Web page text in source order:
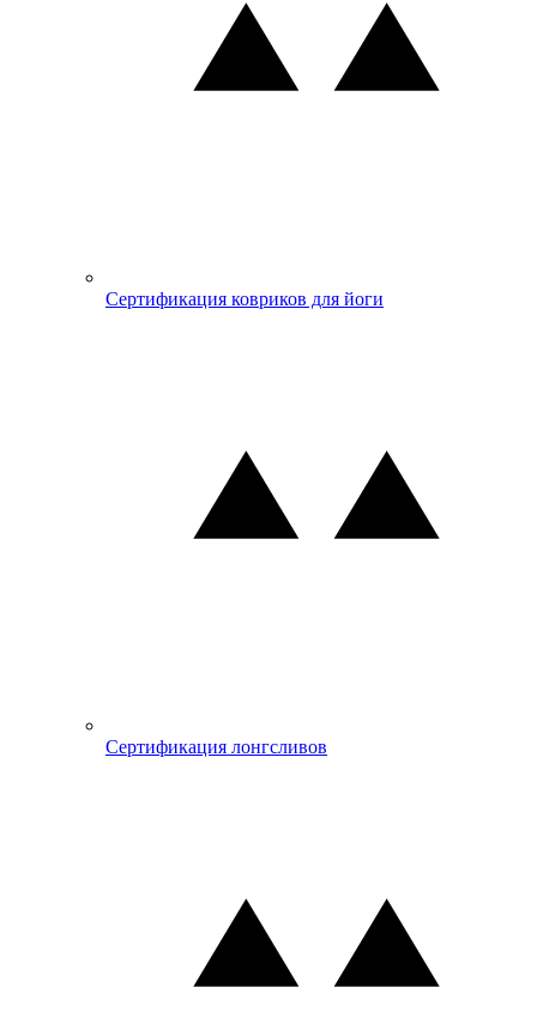
Сертификация ковриков для йоги
Сертификация лонгсливов